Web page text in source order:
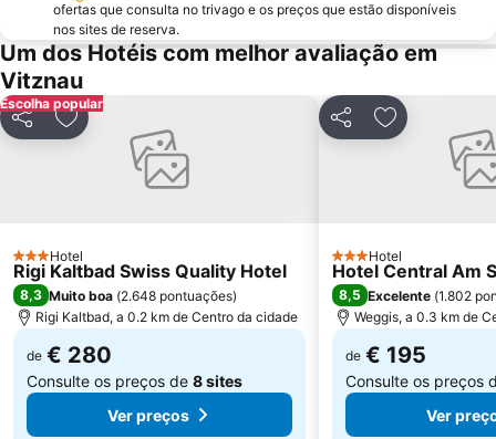
Seefeld
Street Parade
Lindenhof
Wipkingen
Sportbahnen Atzmännig
ofertas que consulta no trivago e os preços que estão disponíveis
nos sites de reserva.
Um dos Hotéis com melhor avaliação em
Vitznau
Escolha popular
PartilharAdicionar aos favoritos
3 Estrelas
Hotel
Rigi Kaltbad Swiss Quality Hotel
8,3 Muito boa (2.648 pontuações)
Rigi Kaltbad, a 0.2 km de Centro da cidade
de € 280
Consulte os preços de 8 sites
Ver preços
PartilharAdicionar
3 Estrelas
Hotel
Hotel Central Am
8,5 Excelente (1.802
Weggis, a 0.3 km de
de € 195
Consulte os preços
Ver